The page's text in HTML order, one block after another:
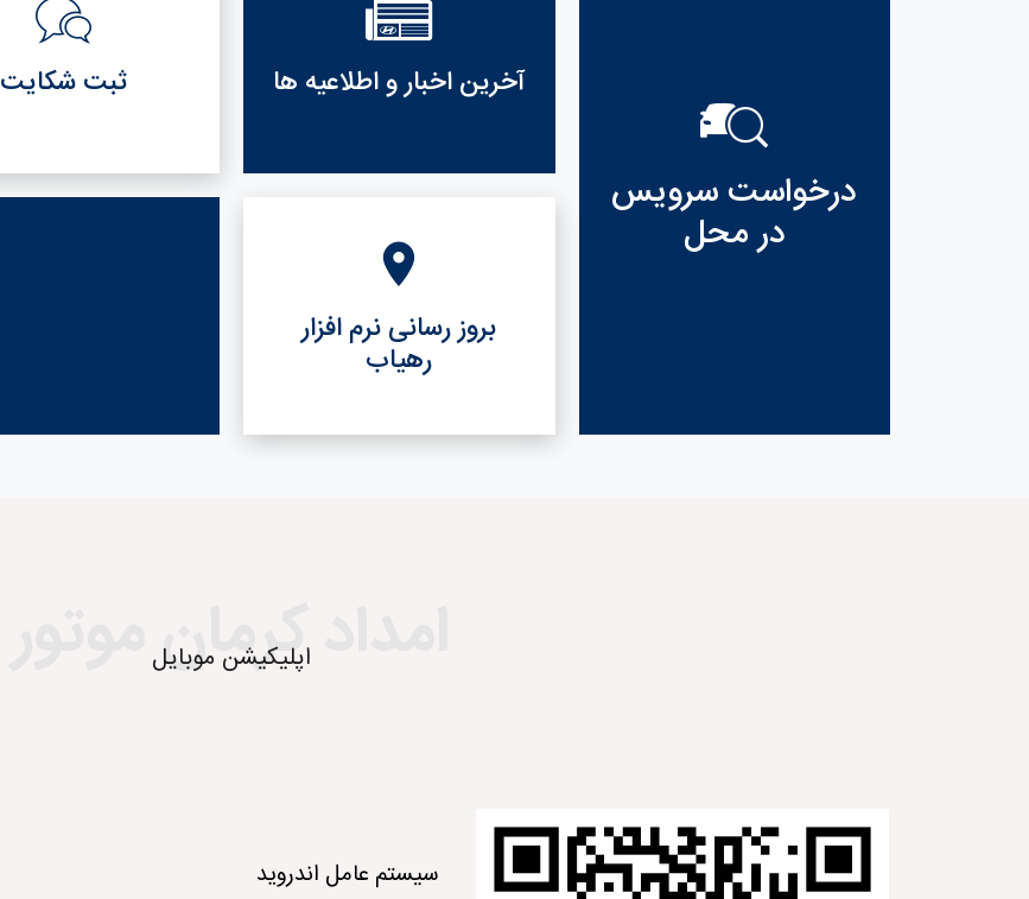
درخواست سرویس
در محل
آخرین اخبار و اطلاعیه ها
بروز رسانی نرم افزار
رهیاب
ثبت شکایت
امداد کرمان موتور
اپلیکیشن موبایل
سیستم عامل اندروید